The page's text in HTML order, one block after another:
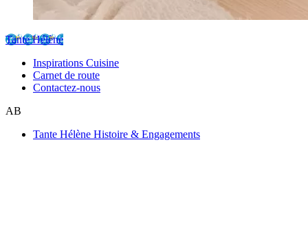
Tante Hélène
Inspirations Cuisine
Carnet de route
Contactez-nous
AB
Tante Hélène Histoire & Engagements